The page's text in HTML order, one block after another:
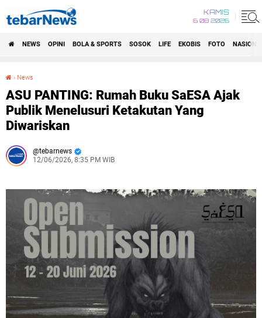
KAMIS
6 08 2026
NEWS OPINI BOLA & SPORTS SOSOK LIFE EKOBIS FOTO
› News
ASU PANTING: Rumah Buku SaESA Ajak
Publik Menelusuri Ketakutan Yang
Diwariskan
tebarnews
12/06/2026, 8:35 PM WIB